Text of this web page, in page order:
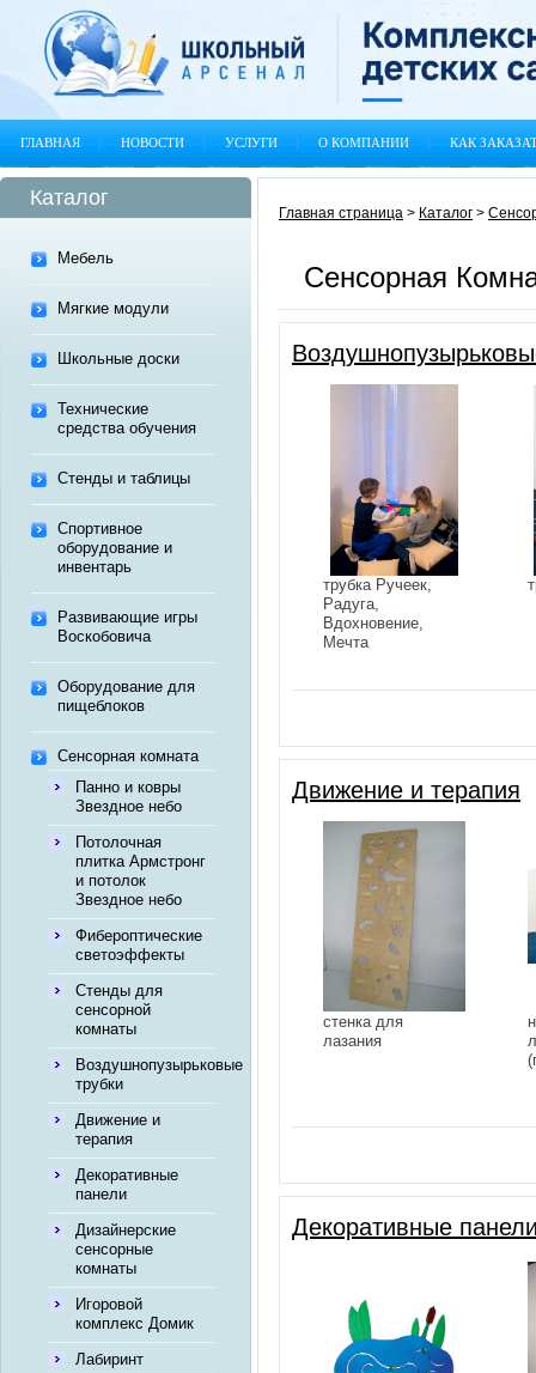
ГЛАВНАЯ НОВОСТИ УСЛУГИ О КОМПАНИИ КАК
Каталог
Мебель
Мягкие модули
Школьные доски
Технические
средства обучения
Стенды и таблицы
Спортивное
оборудование и
инвентарь
Развивающие игры
Воскобовича
Оборудование для
пищеблоков
Сенсорная комната
Панно и ковры
Звездное небо
Потолочная
плитка Армстронг
и потолок
Звездное небо
Фибероптические
светоэффекты
Стенды для
сенсорной
комнаты
Воздушнопузырьковые
трубки
Движение и
терапия
Декоративные
панели
Дизайнерские
сенсорные
комнаты
Игоровой
комплекс Домик
Лабиринт
Главная страница > Каталог >
Сенсорная
трубка Ручеек,
Радуга,
Вдохновение,
Мечта
Движение и терапия
стенка для
лазания
Декоративные